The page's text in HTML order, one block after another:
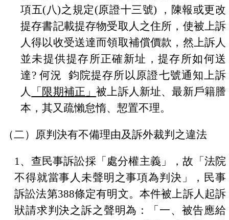
項五(八)之規定(原證十三號) ，陳報或更改
提存書記載提存物受取人之住所，使被上訴
人得以收受送達而領取補償價款，然上訴人
並未提供提存所正確新址，提存所如何送
達?何況
鈞院提存所以原證七號通知上訴
人
「限期補正」被上訴人新址、最新戶籍謄
本，其又疏懶怠惰、恝置不理。
（二）原判決有不備理由及訴外裁判之違法
1、查民事訴訟採「處分權主義」，故「法院
不得就當事人未聲明之事項為判決」，民事
訴訟法第388條定有明文。 本件被上訴人起訴
狀請求判決之訴之聲明為：「一、被告應給